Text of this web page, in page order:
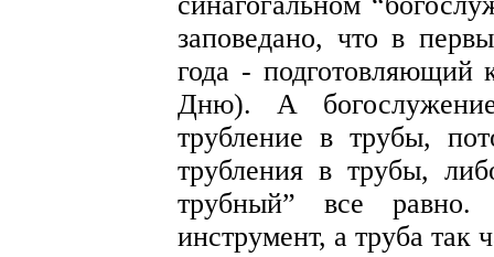
заповедано, что в
года -
Дню). А
трубление в трубы,
трубления в трубы,
трубный” все
инструмент, а труба так